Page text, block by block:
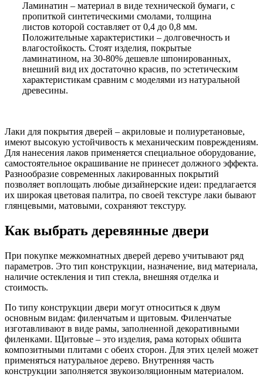
Ламинатин – материал в виде технической бумаги, с
пропиткой синтетическими смолами, толщина
листов которой составляет от 0,4 до 0,8 мм.
Положительные характеристики – долговечность и
влагостойкость. Стоят изделия, покрытые
ламинатином, на 30-80% дешевле шпонированных,
внешний вид их достаточно красив, по эстетическим
характеристикам сравним с моделями из натуральной
древесины.
Лаки для покрытия дверей – акриловые и полиуретановые,
имеют высокую устойчивость к механическим повреждениям.
Для нанесения лаков применяется специальное оборудование,
самостоятельное окрашивание не принесет должного эффекта.
Разнообразие современных лакированных покрытий
позволяет воплощать любые дизайнерские идеи: предлагается
их широкая цветовая палитра, по своей текстуре лаки бывают
глянцевыми, матовыми, сохраняют текстуру.
Как выбрать деревянные двери
При покупке межкомнатных дверей дерево учитывают ряд
параметров. Это тип конструкции, назначение, вид материала,
наличие остекления и тип стекла, внешняя отделка и
стоимость.
По типу конструкции двери могут относиться к двум
основным видам: филенчатым и щитовым. Филенчатые
изготавливают в виде рамы, заполненной декоративными
филенками. Щитовые – это изделия, рама которых обшита
композитными плитами с обеих сторон. Для этих целей может
применяться натуральное дерево. Внутренняя часть
конструкции заполняется звукоизоляционным материалом.